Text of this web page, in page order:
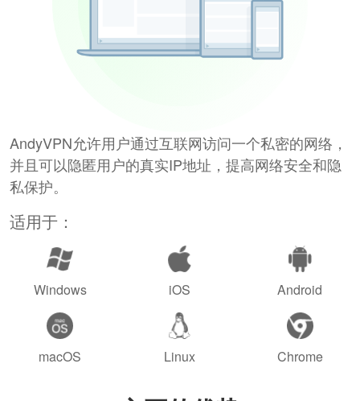
AndyVPN允许用户通过互联网访问一个私密的网络，
并且可以隐匿用户的真实IP地址，提高网络安全和隐
私保护。
适用于：
Windows iOS Android
macOS Linux Chrome